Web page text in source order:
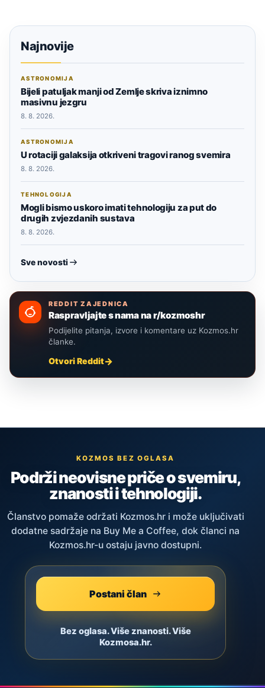
Najnovije
ASTRONOMIJA
Bijeli patuljak manji od Zemlje skriva iznimno
masivnu jezgru
8. 8. 2026.
ASTRONOMIJA
U rotaciji galaksija otkriveni tragovi ranog svemira
8. 8. 2026.
TEHNOLOGIJA
Mogli bismo uskoro imati tehnologiju za put do
drugih zvjezdanih sustava
8. 8. 2026.
Sve novosti
REDDIT ZAJEDNICA
Raspravljajte s nama na r/kozmoshr
Podijelite pitanja, izvore i komentare uz Kozmos.hr
članke.
Otvori Reddit
KOZMOS BEZ OGLASA
Podrži neovisne priče o svemiru,
znanosti i tehnologiji.
Članstvo pomaže održati Kozmos.hr i može uključivati
dodatne sadržaje na Buy Me a Coffee, dok članci na
Kozmos.hr-u ostaju javno dostupni.
Postani član
Bez oglasa. Više znanosti. Više
Kozmosa.hr.